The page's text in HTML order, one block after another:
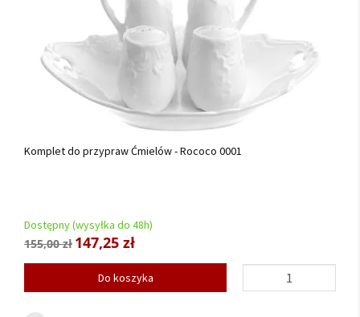
Komplet do przypraw Ćmielów - Rococo 0001
Dostępny (wysyłka do 48h)
155,00 zł 147,25 zł
Do koszyka